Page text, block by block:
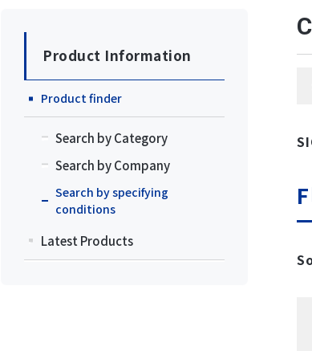
Product Information
Product finder
Search by Category
Search by Company
Search by specifying
conditions
Latest Products